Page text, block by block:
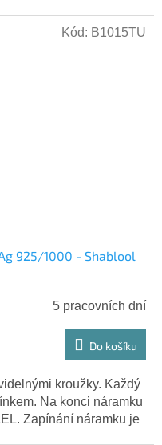
925/1000 - Shablool
5 pracovních dní
Do košíku
kroužky. Každý
Na konci náramku
Zapínání náramku je
Kód: B1015TU